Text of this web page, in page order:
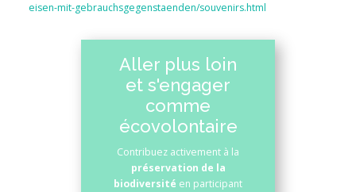
eisen-mit-gebrauchsgegenstaenden/souvenirs.html
Aller plus loin
et s'engager
comme
écovolontaire
Contribuez activement à la
préservation de la
biodiversité en participant